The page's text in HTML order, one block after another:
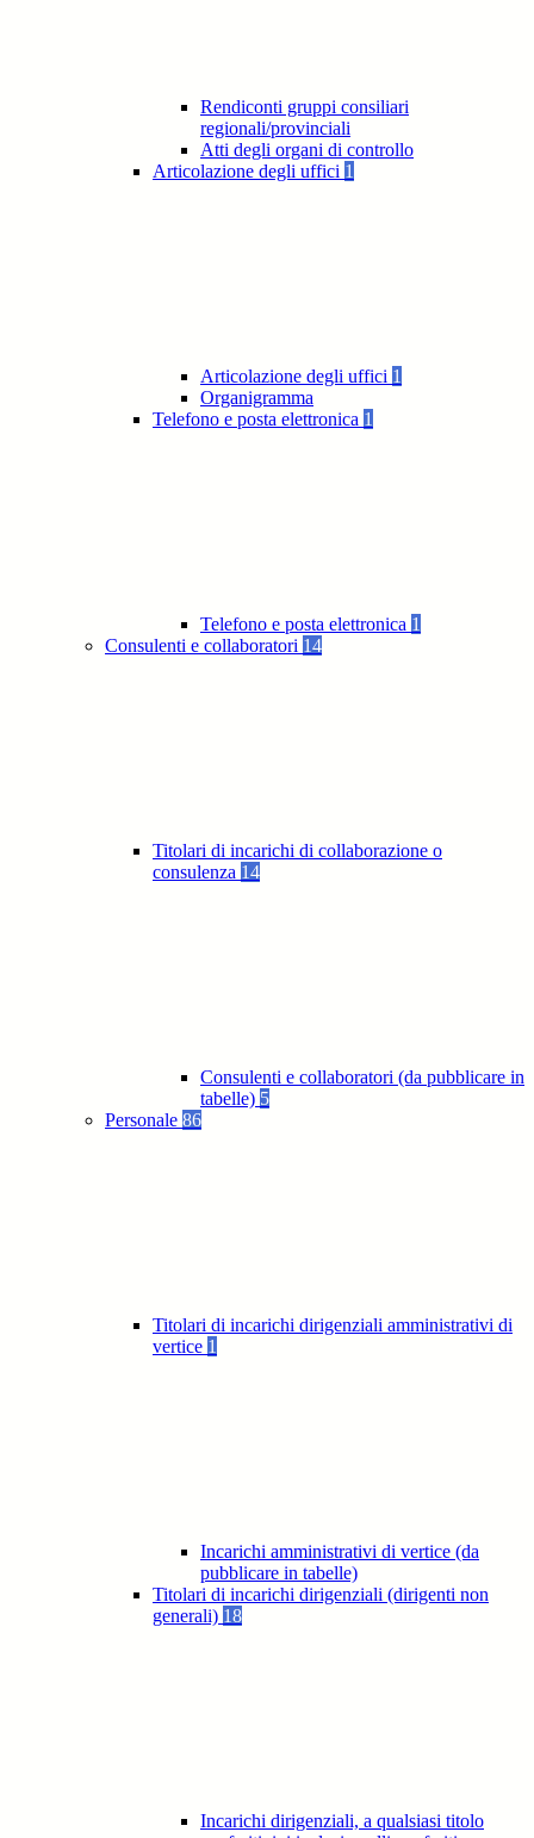
Rendiconti gruppi consiliari
regionali/provinciali
Atti degli organi di controllo
Articolazione degli uffici 1
Articolazione degli uffici 1
Organigramma
Telefono e posta elettronica 1
Telefono e posta elettronica 1
Consulenti e collaboratori 14
Titolari di incarichi di collaborazione o
consulenza 14
Consulenti e collaboratori (da pubblicare in
tabelle) 5
Personale 86
Titolari di incarichi dirigenziali amministrativi di
vertice 1
Incarichi amministrativi di vertice (da
pubblicare in tabelle)
Titolari di incarichi dirigenziali (dirigenti non
generali) 18
Incarichi dirigenziali, a qualsiasi titolo